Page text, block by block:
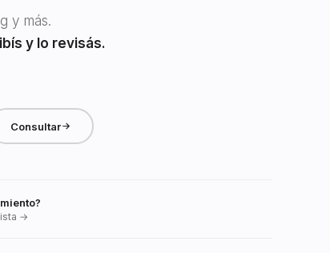
y más.
y lo revisás.
Consultar
→